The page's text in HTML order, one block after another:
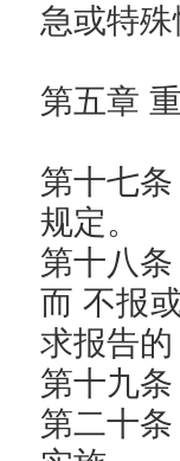
急或特
第五章
第十七
规定。
第十八
而 不报
求报告
第十九
第二十